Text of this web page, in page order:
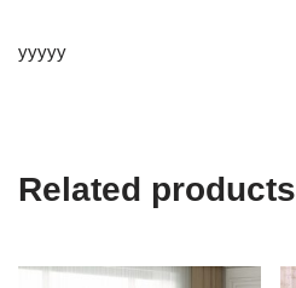
yyyyy
Related products